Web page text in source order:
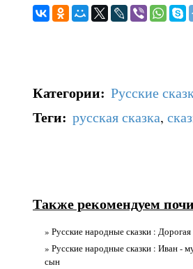
Категории: Русские
Теги: русская сказка,
Также рекомендуем
» Русские народные сказки :
» Русские народные сказки : Иван -
сын